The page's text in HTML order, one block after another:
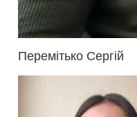
Перемітько Сергій